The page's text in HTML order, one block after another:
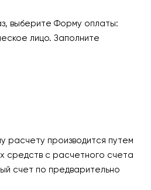
выберите Форму оплаты:
лицо. Заполните
расчету производится путем
средств с расчетного счета
счет по предварительно